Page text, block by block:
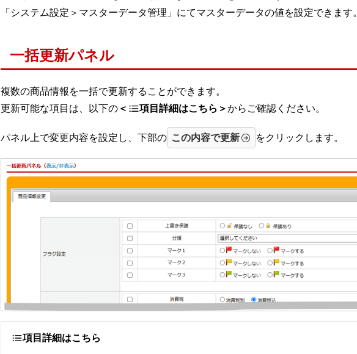
「システム設定＞マスターデータ管理」にてマスターデータの値を設定できます。
一括更新パネル
複数の商品情報を一括で更新することができます。
更新可能な項目は、以下の ＜ 項目詳細はこちら＞からご確認ください。
パネル上で変更内容を設定し、下部の この内容で更新 をクリックします。
項目詳細はこちら